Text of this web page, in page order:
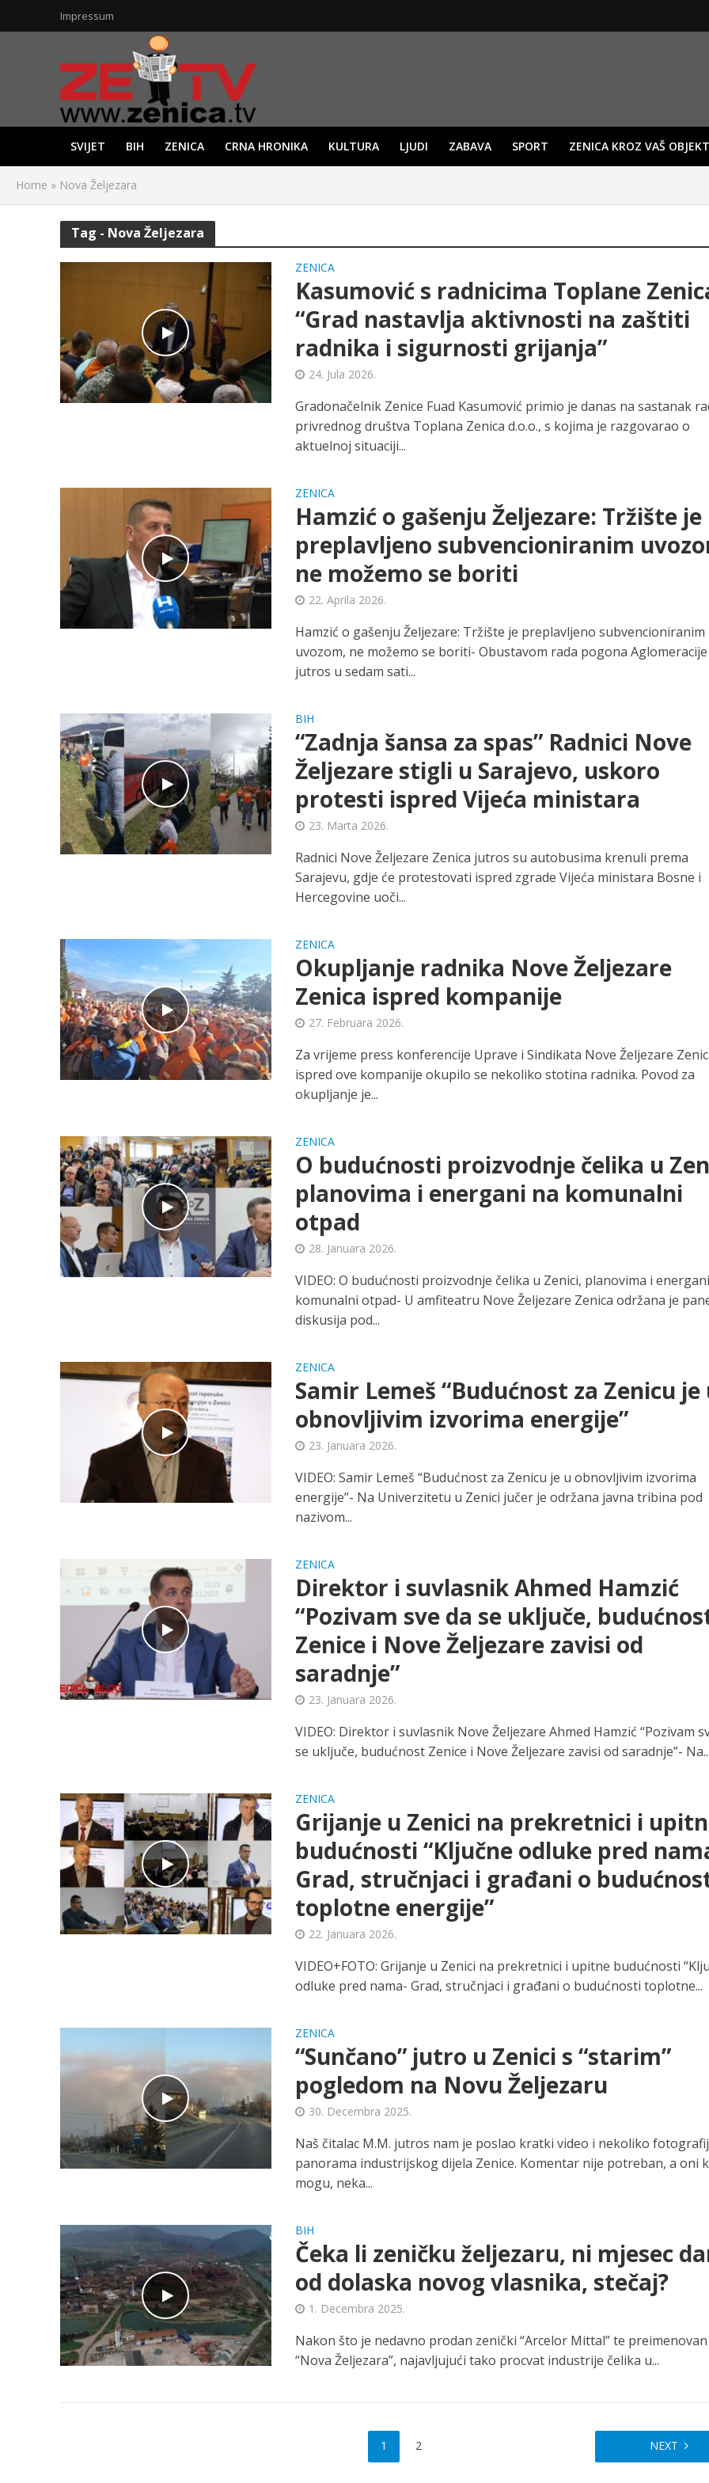
Impressum
SVIJET BIH ZENICA CRNA HRONIKA KULTURA LJUDI ZABAVA SPORT ZENICA KROZ VAŠ
Home » Nova Željezara
Tag - Nova Željezara
ZENICA
Kasumović s radnicima Toplane
“Grad nastavlja aktivnosti na zaštiti
radnika i sigurnosti grijanja”
24. Jula 2026.
Gradonačelnik Zenice Fuad Kasumović primio je danas na sastanak
privrednog društva Toplana Zenica d.o.o., s kojima je razgovarao o
aktuelnoj situaciji...
ZENICA
Hamzić o gašenju Željezare: Tržište je
preplavljeno subvencioniranim
ne možemo se boriti
22. Aprila 2026.
Hamzić o gašenju Željezare: Tržište je preplavljeno subvencioniranim
uvozom, ne možemo se boriti- Obustavom rada pogona Aglomeracije
jutros u sedam sati...
BIH
“Zadnja šansa za spas” Radnici Nove
Željezare stigli u Sarajevo, uskoro
protesti ispred Vijeća ministara
23. Marta 2026.
Radnici Nove Željezare Zenica jutros su autobusima krenuli prema
Sarajevu, gdje će protestovati ispred zgrade Vijeća ministara Bosne i
Hercegovine uoči...
ZENICA
Okupljanje radnika Nove Željezare
Zenica ispred kompanije
27. Februara 2026.
Za vrijeme press konferencije Uprave i Sindikata Nove Željezare
ispred ove kompanije okupilo se nekoliko stotina radnika. Povod za
okupljanje je...
ZENICA
O budućnosti proizvodnje čelika u
planovima i energani na komunalni
otpad
28. Januara 2026.
VIDEO: O budućnosti proizvodnje čelika u Zenici, planovima i
komunalni otpad- U amfiteatru Nove Željezare Zenica održana je
diskusija pod...
ZENICA
Samir Lemeš “Budućnost za Zenicu je
obnovljivim izvorima energije”
23. Januara 2026.
VIDEO: Samir Lemeš “Budućnost za Zenicu je u obnovljivim izvorima
energije”- Na Univerzitetu u Zenici jučer je održana javna tribina pod
nazivom...
ZENICA
Direktor i suvlasnik Ahmed Hamzić
“Pozivam sve da se uključe,
Zenice i Nove Željezare zavisi od
saradnje”
23. Januara 2026.
VIDEO: Direktor i suvlasnik Nove Željezare Ahmed Hamzić “Pozivam
se uključe, budućnost Zenice i Nove Željezare zavisi od saradnje”-
ZENICA
Grijanje u Zenici na prekretnici i
budućnosti “Ključne odluke pred
Grad, stručnjaci i građani o
toplotne energije”
22. Januara 2026.
VIDEO+FOTO: Grijanje u Zenici na prekretnici i upitne budućnosti
odluke pred nama- Grad, stručnjaci i građani o budućnosti toplotne...
ZENICA
“Sunčano” jutro u Zenici s “starim”
pogledom na Novu Željezaru
30. Decembra 2025.
Naš čitalac M.M. jutros nam je poslao kratki video i nekoliko
panorama industrijskog dijela Zenice. Komentar nije potreban, a oni
mogu, neka...
BIH
Čeka li zeničku željezaru, ni mjesec
od dolaska novog vlasnika, stečaj?
1. Decembra 2025.
Nakon što je nedavno prodan zenički “Arcelor Mittal” te
“Nova Željezara”, najavljujući tako procvat industrije čelika u...
1 2 NEXT